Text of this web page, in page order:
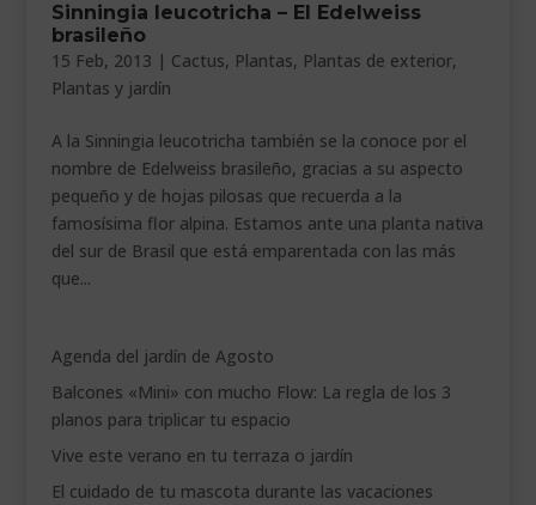
Sinningia leucotricha – El Edelweiss
brasileño
15 Feb, 2013 | Cactus, Plantas, Plantas de exterior,
Plantas y jardín
A la Sinningia leucotricha también se la conoce por el
nombre de Edelweiss brasileño, gracias a su aspecto
pequeño y de hojas pilosas que recuerda a la
famosísima flor alpina. Estamos ante una planta nativa
del sur de Brasil que está emparentada con las más
que...
Agenda del jardín de Agosto
Balcones «Mini» con mucho Flow: La regla de los 3
planos para triplicar tu espacio
Vive este verano en tu terraza o jardín
El cuidado de tu mascota durante las vacaciones